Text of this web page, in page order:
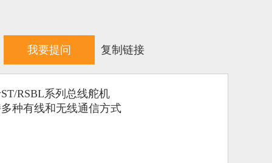
我要提问 复制链接
RSBL系列总线舵机
种有线和无线通信方式